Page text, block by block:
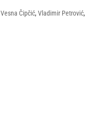
Vesna Čipčić, Vladimir Petrović,